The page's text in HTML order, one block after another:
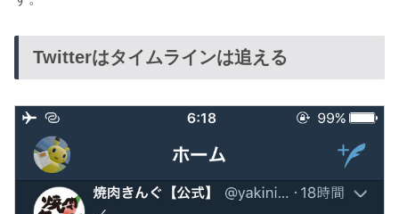
Twitterはタイムラインは追える